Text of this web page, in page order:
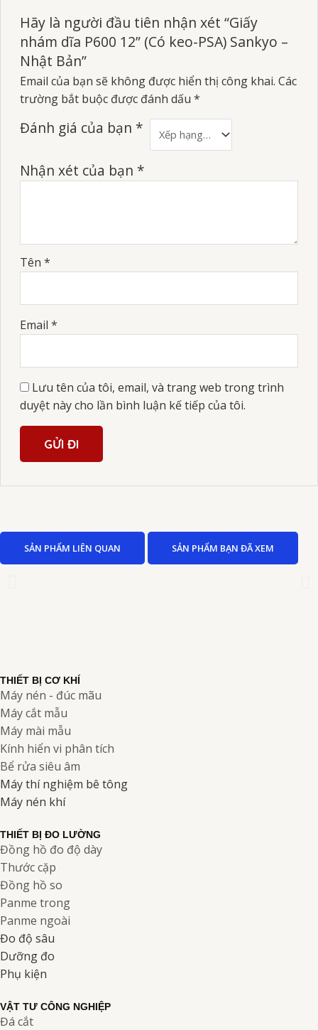
Hãy là người đầu tiên nhận xét “Giấy
nhám dĩa P600 12” (Có keo-PSA) Sankyo –
Nhật Bản”
Email của bạn sẽ không được hiển thị công khai. Các
trường bắt buộc được đánh dấu *
Đánh giá của bạn *
Nhận xét của bạn *
Tên *
Email *
Lưu tên của tôi, email, và trang web trong trình
duyệt này cho lần bình luận kế tiếp của tôi.
SẢN PHẨM LIÊN QUAN SẢN PHẨM BẠN ĐÃ XEM
THIẾT BỊ CƠ KHÍ
Máy nén - đúc mãu
Máy cắt mẫu
Máy mài mẫu
Kính hiển vi phân tích
Bể rửa siêu âm
Máy thí nghiệm bê tông
Máy nén khí
THIẾT BỊ ĐO LƯỜNG
Đồng hồ đo độ dày
Thước cặp
Đồng hồ so
Panme trong
Panme ngoài
Đo độ sâu
Dưỡng đo
Phụ kiện
VẬT TƯ CÔNG NGHIỆP
Đá cắt